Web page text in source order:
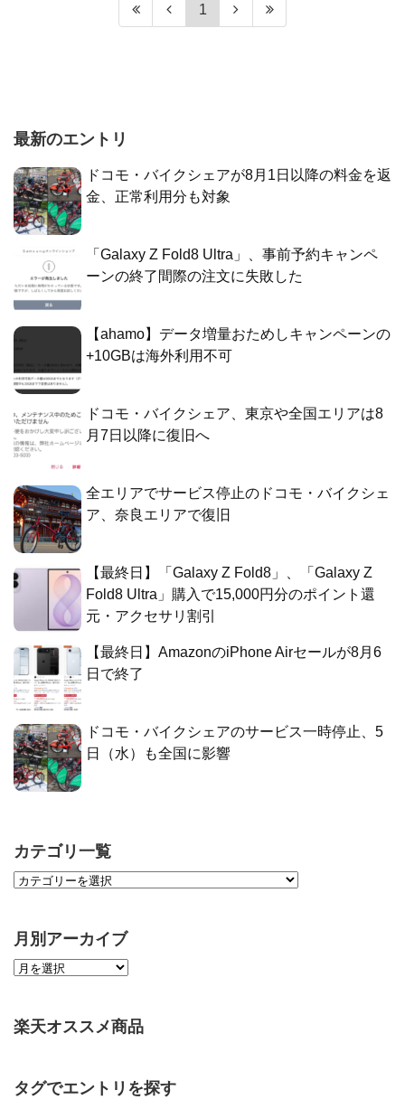
1
最新のエントリ
ドコモ・バイクシェアが8月1日以降の料金を返
金、正常利用分も対象
「Galaxy Z Fold8 Ultra」、事前予約キャンペ
ーンの終了間際の注文に失敗した
【ahamo】データ増量おためしキャンペーンの
+10GBは海外利用不可
ドコモ・バイクシェア、東京や全国エリアは8
月7日以降に復旧へ
全エリアでサービス停止のドコモ・バイクシェ
ア、奈良エリアで復旧
【最終日】「Galaxy Z Fold8」、「Galaxy Z
Fold8 Ultra」購入で15,000円分のポイント還
元・アクセサリ割引
【最終日】AmazonのiPhone Airセールが8月6
日で終了
ドコモ・バイクシェアのサービス一時停止、5
日（水）も全国に影響
カテゴリ一覧
月別アーカイブ
楽天オススメ商品
タグでエントリを探す